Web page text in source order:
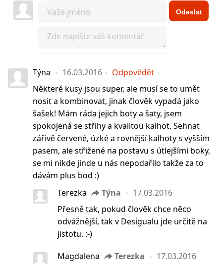
Odeslat
Týna 16.03.2016
Odpovědět
Některé kusy jsou super, ale musí se to umět
nosit a kombinovat, jinak člověk vypadá jako
šašek! Mám ráda jejich boty a šaty, jsem
spokojená se střihy a kvalitou kalhot. Sehnat
zářivě červené, úzké a rovnější kalhoty s vyšším
pasem, ale střižené na postavu s útlejšími boky,
se mi nikde jinde u nás nepodařilo takže za to
dávám plus bod :)
Terezka
Týna
17.03.2016
Přesně tak, pokud člověk chce něco
odvážnější, tak v Desigualu jde určitě na
jistotu. :-)
Magdalena Terezka
17.03.2016